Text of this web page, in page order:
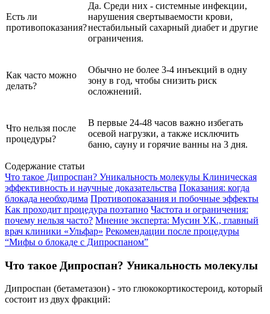
Есть ли
противопоказания?
Да. Среди них - системные инфекции,
нарушения свертываемости крови,
нестабильный сахарный диабет и другие
ограничения.
Как часто можно
делать?
Обычно не более 3-4 инъекций в одну
зону в год, чтобы снизить риск
осложнений.
Что нельзя после
процедуры?
В первые 24-48 часов важно избегать
осевой нагрузки, а также исключить
баню, сауну и горячие ванны на 3 дня.
Содержание статьи
Что такое Дипроспан? Уникальность молекулы Клиническая
эффективность и научные доказательства Показания: когда
блокада необходима Противопоказания и побочные эффекты
Как проходит процедура поэтапно Частота и ограничения:
почему нельзя часто? Мнение эксперта: Мусин У.К., главный
врач клиники «Ульфар» Рекомендации после процедуры
“Мифы о блокаде с Дипроспаном”
Что такое Дипроспан? Уникальность молекулы
Дипроспан (бетаметазон) - это глюкокортикостероид, который
состоит из двух фракций: